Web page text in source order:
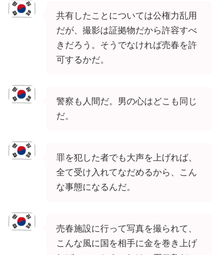
共有したことについては公権力乱用
だが、撮影は証拠物だから許容すべ
きだろう。そうでなければ売春を許
可するかだ。
警察も人間だ。男の心はどこも同じ
だ。
罪を犯した者でも大声を上げれば、
全て受け入れてなだめるから、こん
な事態になるんだ。
売春施設に行って写真を撮られて、
こんな風に国を相手に金を巻き上げ